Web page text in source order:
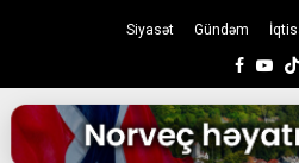
Siyasət Gündəm